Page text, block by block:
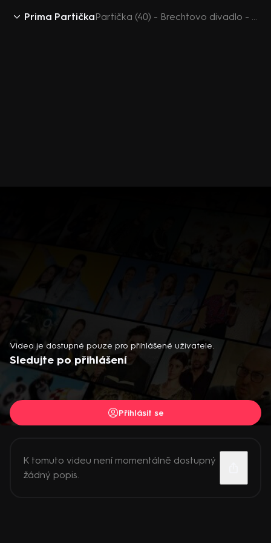
Prima Partička Partička (40) - Brechtovo divadlo - UnCut
Video je dostupné pouze pro přihlášené uživatele.
Sledujte po přihlášení
Přihlásit se
K tomuto videu není momentálně dostupný
žádný popis.